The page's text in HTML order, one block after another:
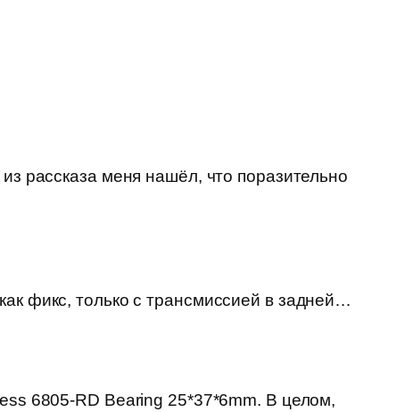
рассказа меня нашёл, что поразительно
фикс, только с трансмиссией в задней…
6805-RD Bearing 25*37*6mm. В целом,